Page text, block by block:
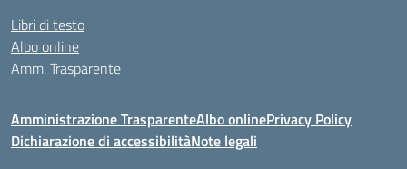
Libri di testo
Albo online
Amm. Trasparente
Amministrazione TrasparenteAlbo onlinePrivacy Policy
Dichiarazione di accessibilitàNote legali